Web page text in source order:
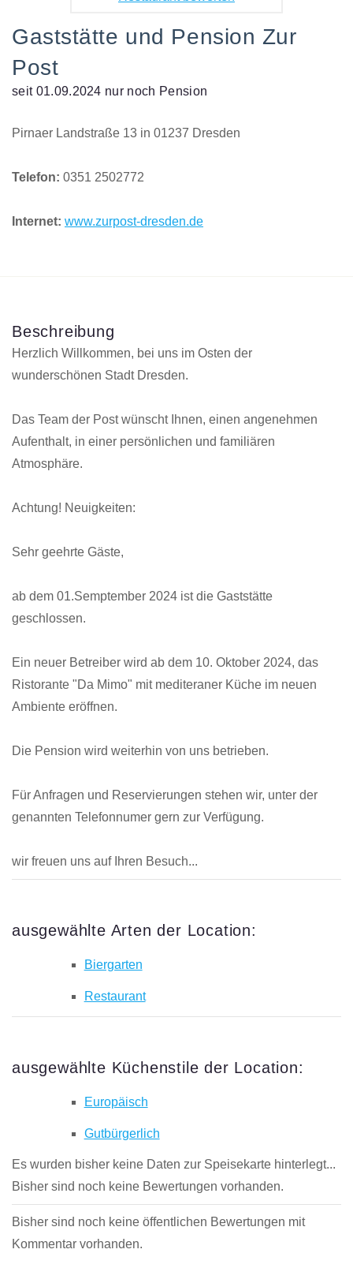
Gaststätte und Pension Zur
Post
seit 01.09.2024 nur noch Pension
Pirnaer Landstraße 13 in 01237 Dresden
Telefon: 0351 2502772
Internet: www.zurpost-dresden.de
Beschreibung
Herzlich Willkommen, bei uns im Osten der
wunderschönen Stadt Dresden.
Das Team der Post wünscht Ihnen, einen angenehmen
Aufenthalt, in einer persönlichen und familiären
Atmosphäre.
Achtung! Neuigkeiten:
Sehr geehrte Gäste,
ab dem 01.Semptember 2024 ist die Gaststätte
geschlossen.
Ein neuer Betreiber wird ab dem 10. Oktober 2024, das
Ristorante "Da Mimo" mit mediteraner Küche im neuen
Ambiente eröffnen.
Die Pension wird weiterhin von uns betrieben.
Für Anfragen und Reservierungen stehen wir, unter der
genannten Telefonnumer gern zur Verfügung.
wir freuen uns auf Ihren Besuch...
ausgewählte Arten der Location:
Biergarten
Restaurant
ausgewählte Küchenstile der Location:
Europäisch
Gutbürgerlich
Es wurden bisher keine Daten zur Speisekarte hinterlegt...
Bisher sind noch keine Bewertungen vorhanden.
Bisher sind noch keine öffentlichen Bewertungen mit
Kommentar vorhanden.